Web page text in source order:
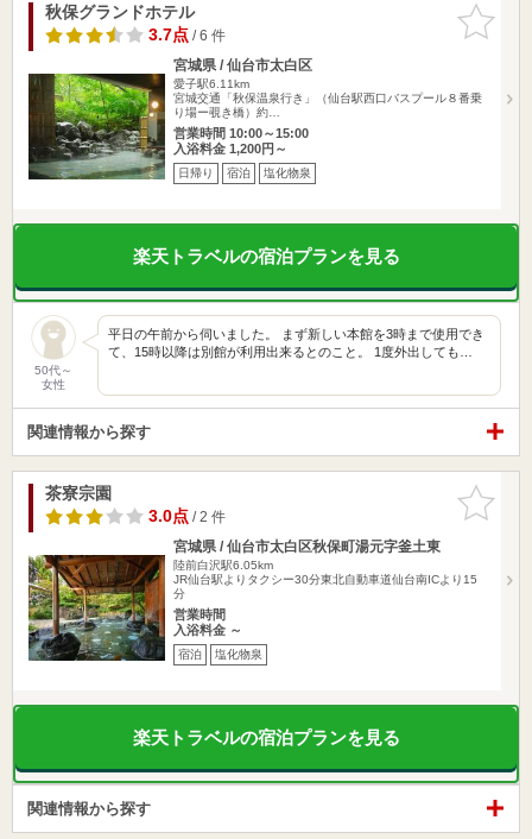
お気に入
りに追加
秋保グランドホテル
3.7点/ 6 件
宮城県 / 仙台市太白区
愛子駅6.11km
宮城交通「秋保温泉行き」（仙台駅西口バスプール８番乗
り場ー覗き橋）約…
営業時間 10:00～15:00
入浴料金 1,200円～
日帰り 宿泊 塩化物泉
楽天トラベルの宿泊プランを見る
50代～
女性
平日の午前から伺いました。 まず新しい本館を3時まで使用でき
て、15時以降は別館が利用出来るとのこと。 1度外出しても…
関連情報から探す
お気に入
りに追加
茶寮宗園
3.0点/ 2 件
宮城県 / 仙台市太白区秋保町湯元字釜土東
陸前白沢駅6.05km
JR仙台駅よりタクシー30分東北自動車道仙台南ICより15
分
営業時間
入浴料金 ～
宿泊 塩化物泉
楽天トラベルの宿泊プランを見る
関連情報から探す